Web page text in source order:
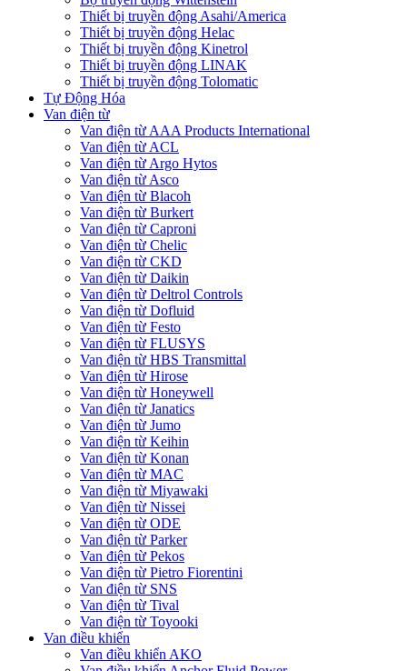
Thiết bị truyền động Asahi/America
Thiết bị truyền động Helac
Thiết bị truyền động Kinetrol
Thiết bị truyền động LINAK
Thiết bị truyền động Tolomatic
Tự Động Hóa
Van điện từ
Van điện từ AAA Products International
Van điện từ ACL
Van điện từ Argo Hytos
Van điện từ Asco
Van điện từ Blacoh
Van điện từ Burkert
Van điện từ Caproni
Van điện từ Chelic
Van điện từ CKD
Van điện từ Daikin
Van điện từ Deltrol Controls
Van điện từ Dofluid
Van điện từ Festo
Van điện từ FLUSYS
Van điện từ HBS Transmittal
Van điện từ Hirose
Van điện từ Honeywell
Van điện từ Janatics
Van điện từ Jumo
Van điện từ Keihin
Van điện từ Konan
Van điện từ MAC
Van điện từ Miyawaki
Van điện từ Nissei
Van điện từ ODE
Van điện từ Parker
Van điện từ Pekos
Van điện từ Pietro Fiorentini
Van điện từ SNS
Van điện từ Tival
Van điện từ Toyooki
Van điều khiển
Van điều khiển AKO